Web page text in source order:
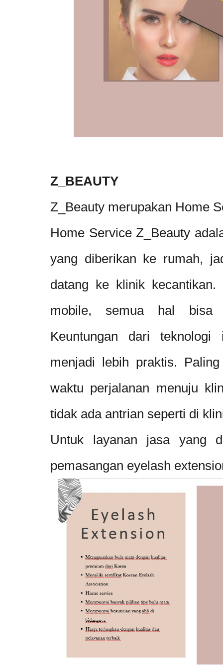
Z_BEAUTY
Z_Beauty merupakan Home
Home Service Z_Beauty
yang diberikan ke rumah,
datang ke klinik
mobile, semua hal bisa
Keuntungan dari
menjadi lebih praktis.
waktu perjalanan menuju
tidak ada antrian seperti di
Untuk layanan jasa yang
pemasangan eyelash